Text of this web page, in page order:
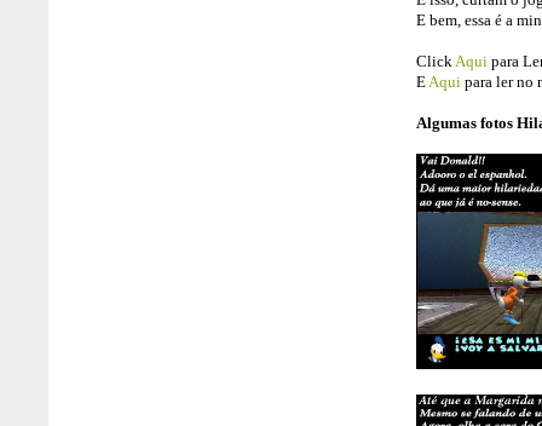
E bem, essa é a
ClickAqui para
EAqui para ler no
Algumas fotos